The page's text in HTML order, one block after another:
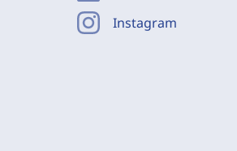
Instagram